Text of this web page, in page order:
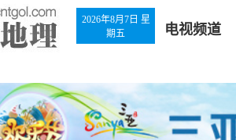
2026年8月7日 星
期五
电视频道